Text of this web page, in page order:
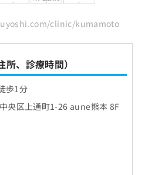
clinic/kumamoto
、診療時間）
歩1分
央区上通町1-26 aune熊本 8F